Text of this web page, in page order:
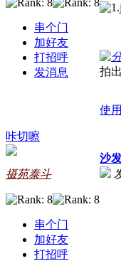
串个门
加好友
打招呼
发消息
拍
使
咔切嚓
摄苑泰斗
串个门
加好友
打招呼
沙